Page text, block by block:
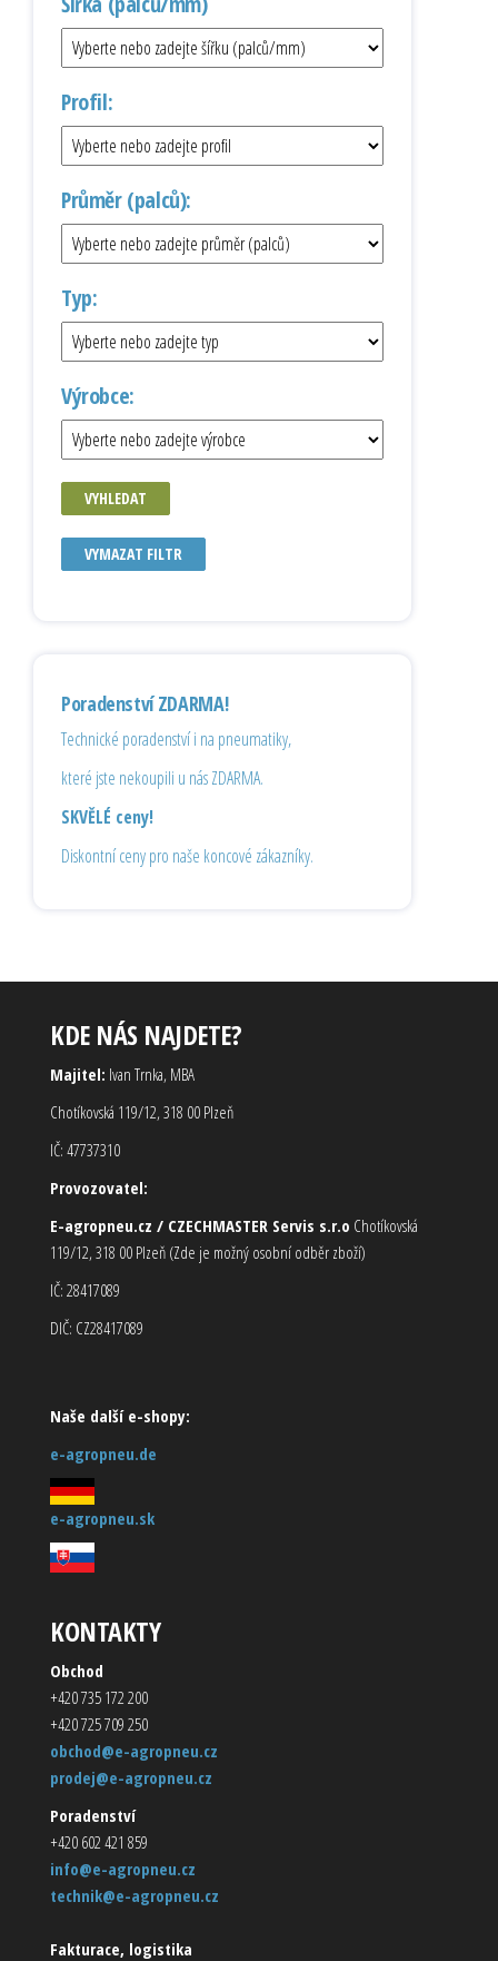
Profil:
Průměr (palců):
Typ:
Výrobce:
VYHLEDAT
VYMAZAT FILTR
Poradenství ZDARMA!
Technické poradenství i na pneumatiky,
které jste nekoupili u nás ZDARMA.
SKVĚLÉ ceny!
Diskontní ceny pro naše koncové zákazníky.
KDE NÁS NAJDETE?
Majitel: Ivan Trnka, MBA
Chotíkovská 119/12, 318 00 Plzeň
IČ: 47737310
Provozovatel:
E-agropneu.cz / CZECHMASTER Servis s.r.o Chotíkovská
119/12, 318 00 Plzeň (Zde je možný osobní odběr zboží)
IČ: 28417089
DIČ: CZ28417089
Naše další e-shopy:
e-agropneu.de
e-agropneu.sk
KONTAKTY
Obchod
+420 735 172 200
+420 725 709 250
obchod@e-agropneu.cz
prodej@e-agropneu.cz
Poradenství
+420 602 421 859
info@e-agropneu.cz
technik@e-agropneu.cz
Fakturace, logistika